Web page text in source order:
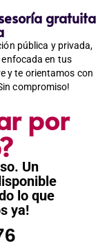
gratuita
pública y privada,
en tus
y te orientamos con
compromiso!
por
Un
lo que
ya!